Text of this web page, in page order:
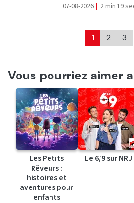
07-08-2026 | 2 min 19
1 2 3
Vous pourriez aimer
Les Petits
Rêveurs :
histoires et
aventures pour
enfants
Le 6/9 sur NRJ